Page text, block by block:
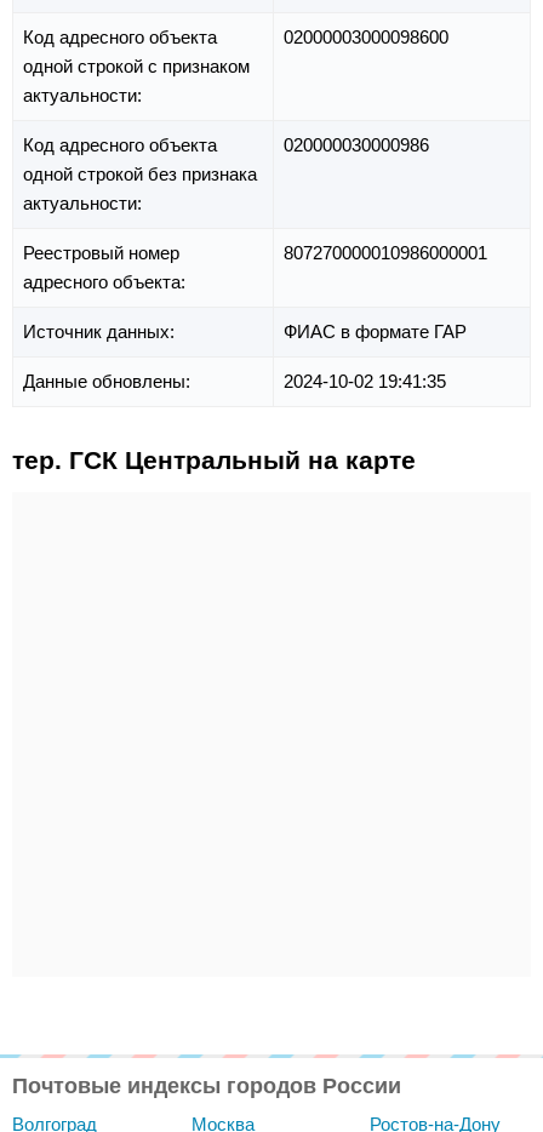
Код адресного объекта
одной строкой с признаком
актуальности:
02000003000098600
Код адресного объекта
одной строкой без признака
актуальности:
020000030000986
Реестровый номер
адресного объекта:
807270000010986000001
Источник данных: ФИАС в формате ГАР
Данные обновлены: 2024-10-02 19:41:35
тер. ГСК Центральный на карте
Почтовые индексы городов России
Волгоград Москва Ростов-на-Дону